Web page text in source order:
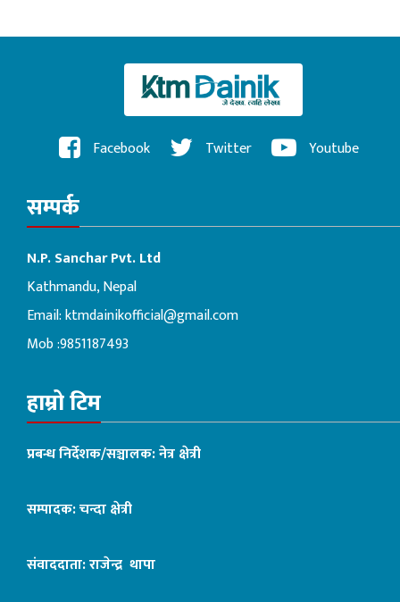
Facebook Twitter Youtube
सम्पर्क
N.P. Sanchar Pvt. Ltd
Kathmandu, Nepal
Email:ktmdainikofficial@gmail.com
Mob :9851187493
हाम्रो टिम
प्रबन्ध निर्देशक/सञ्चालक: नेत्र क्षेत्री
सम्पादक: चन्दा क्षेत्री
संवाददाता: राजेन्द्र थापा